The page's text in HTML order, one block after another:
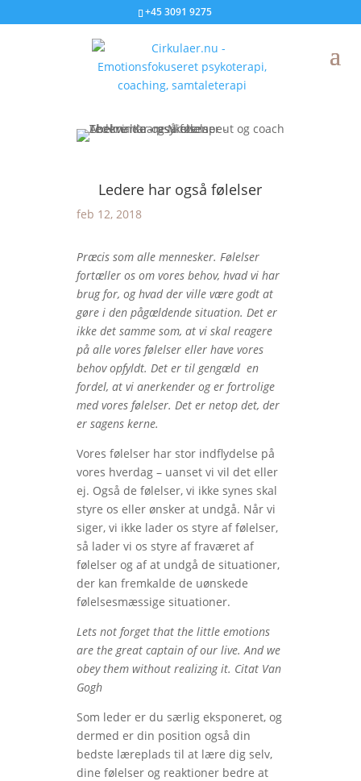
+45 3091 9275
Ledere har også følelser
feb 12, 2018
Præcis som alle mennesker. Følelser
fortæller os om vores behov, hvad vi har
brug for, og hvad der ville være godt at
gøre i den pågældende situation. Det er
ikke det samme som, at vi skal reagere
på alle vores følelser eller have vores
behov opfyldt. Det er til gengæld en
fordel, at vi anerkender og er fortrolige
med vores følelser. Det er netop det, der
er sagens kerne.
Vores følelser har stor indflydelse på
vores hverdag – uanset vi vil det eller
ej. Også de følelser, vi ikke synes skal
styre os eller ønsker at undgå. Når vi
siger, vi ikke lader os styre af følelser,
så lader vi os styre af fraværet af
følelser og af at undgå de situationer,
der kan fremkalde de uønskede
følelsesmæssige situationer.
Lets not forget that the little emotions
are the great captain of our live. And we
obey them without realizing it. Citat Van
Gogh
Som leder er du særlig eksponeret, og
dermed er din position også din
bedste læreplads til at lære dig selv,
dine følelser og reaktioner bedre at